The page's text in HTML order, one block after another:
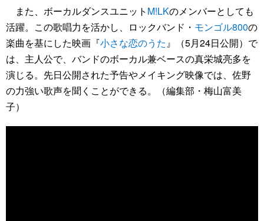
また、ボーカルダンスユニット M!LKのメンバーとしても
活躍。この歌唱力を活かし、ロックバンド・ モンゴル800の
楽曲を基にした映画『小さな恋のうた』（5月24日公開）で
は、主人公で、バンドのボーカル兼ベースの真栄城亮多を
演じる。先日公開された予告やメイキング映像では、佐野
の力強い歌声を聞くことができる。（編集部・梅山富美
子）